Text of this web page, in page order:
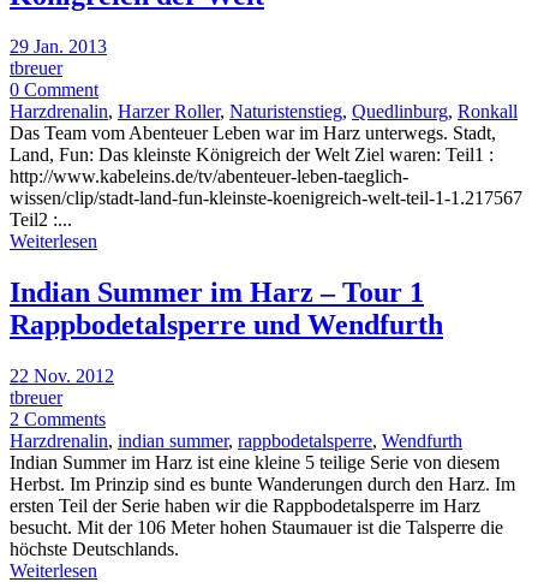
29 Jan. 2013
tbreuer
0 Comment
Harzdrenalin, Harzer Roller, Naturistenstieg, Quedlinburg, Ronkall
Das Team vom Abenteuer Leben war im Harz unterwegs. Stadt,
Land, Fun: Das kleinste Königreich der Welt Ziel waren: Teil1 :
http://www.kabeleins.de/tv/abenteuer-leben-taeglich-
wissen/clip/stadt-land-fun-kleinste-koenigreich-welt-teil-1-1.217567
Teil2 :...
Weiterlesen
Indian Summer im Harz – Tour 1
Rappbodetalsperre und Wendfurth
22 Nov. 2012
tbreuer
2 Comments
Harzdrenalin, indian summer, rappbodetalsperre, Wendfurth
Indian Summer im Harz ist eine kleine 5 teilige Serie von diesem
Herbst. Im Prinzip sind es bunte Wanderungen durch den Harz. Im
ersten Teil der Serie haben wir die Rappbodetalsperre im Harz
besucht. Mit der 106 Meter hohen Staumauer ist die Talsperre die
höchste Deutschlands.
Weiterlesen